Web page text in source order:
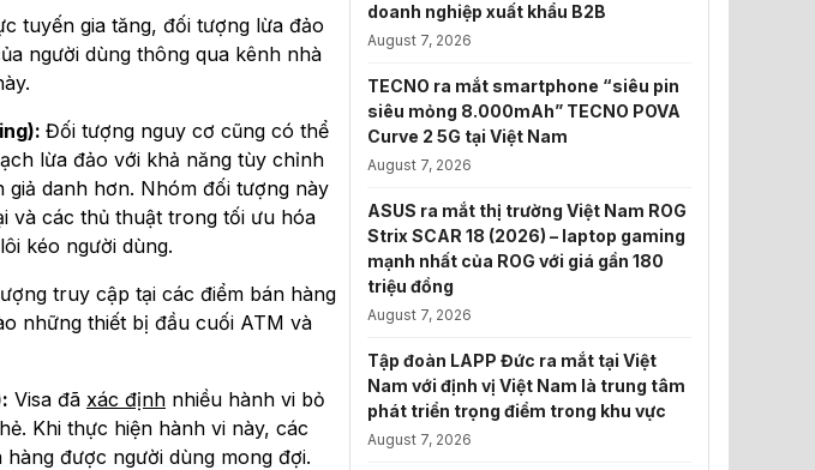
tuyến gia tăng, đối tượng lừa đảo
người dùng thông qua kênh nhà
Đối tượng nguy cơ cũng có thể
lừa đảo với khả năng tùy chỉnh
danh hơn. Nhóm đối tượng này
và các thủ thuật trong tối ưu hóa
kéo người dùng.
truy cập tại các điểm bán hàng
những thiết bị đầu cuối ATM và
Visa đã xác định nhiều hành vi bỏ
Khi thực hiện hành vi này, các
được người dùng mong đợi.
doanh nghiệp xuất khẩu B2B
August 7, 2026
TECNO ra mắt smartphone “siêu pin
siêu mỏng 8.000mAh” TECNO POVA
Curve 2 5G tại Việt Nam
August 7, 2026
ASUS ra mắt thị trường Việt Nam ROG
Strix SCAR 18 (2026) – laptop gaming
mạnh nhất của ROG với giá gần 180
triệu đồng
August 7, 2026
Tập đoàn LAPP Đức ra mắt tại Việt
Nam với định vị Việt Nam là trung tâm
phát triển trọng điểm trong khu vực
August 7, 2026